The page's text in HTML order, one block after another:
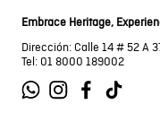
Embrace Heritage,
Dirección: Calle 14 # 52 A
Tel: 01 8000 189002